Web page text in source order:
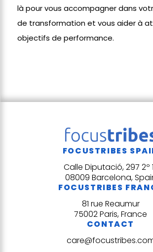
là pour vous accompagner dans
de transformation et vous aider à
objectifs de performance.
FOCUSTRIBES
Calle Diputació, 297 2º
08009 Barcelona,
FOCUSTRIBES
81 rue Reaumur
75002 Paris, France
CONTACT